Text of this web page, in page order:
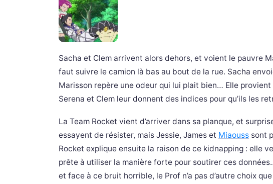
Sacha et Clem arrivent alors dehors, et voient le pauvre
faut suivre le camion là bas au bout de la rue. Sacha
Marisson repère une odeur qui lui plait bien… Elle
Serena et Clem leur donnent des indices pour qu’ils les
La Team Rocket vient d’arriver dans sa planque, et
essayent de résister, mais Jessie, James et Miaouss sont
Rocket explique ensuite la raison de ce kidnapping : elle
prête à utiliser la manière forte pour soutirer ces
et face à ce bruit horrible, le Prof n’a pas d’autre choix